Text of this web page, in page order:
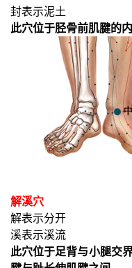
封表示泥土
此穴位于胫骨前肌腱的
解溪穴
解表示分开
溪表示溪流
此穴位于足背与小腿交